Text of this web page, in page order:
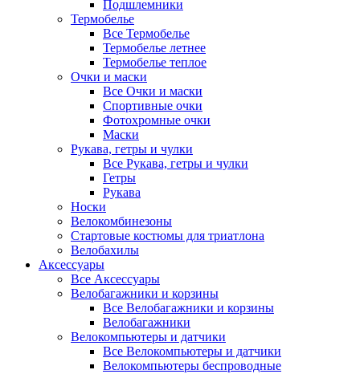
Подшлемники
Термобелье
Все Термобелье
Термобелье летнее
Термобелье теплое
Очки и маски
Все Очки и маски
Спортивные очки
Фотохромные очки
Маски
Рукава, гетры и чулки
Все Рукава, гетры и чулки
Гетры
Рукава
Носки
Велокомбинезоны
Стартовые костюмы для триатлона
Велобахилы
Аксессуары
Все Аксессуары
Велобагажники и корзины
Все Велобагажники и корзины
Велобагажники
Велокомпьютеры и датчики
Все Велокомпьютеры и датчики
Велокомпьютеры беспроводные